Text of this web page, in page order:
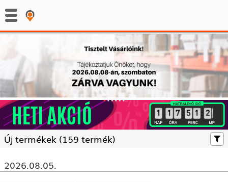
: :
Új termékek (159 termék)
2026.08.05.